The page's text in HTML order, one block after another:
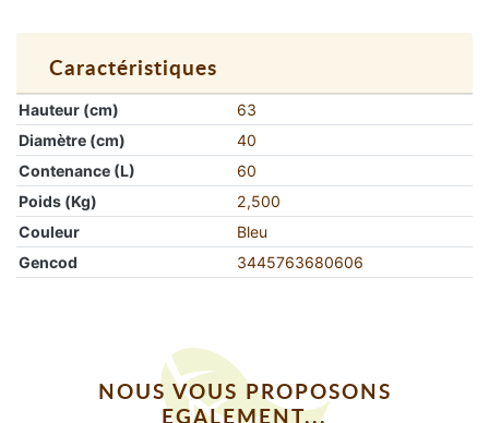
Caractéristiques
Hauteur (cm)
63
Diamètre (cm)
40
Contenance (L)
60
Poids (Kg)
2,500
Couleur
Bleu
Gencod
3445763680606
NOUS VOUS PROPOSONS
EGALEMENT...